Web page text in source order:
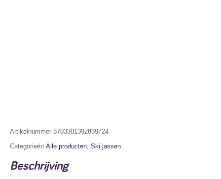
Artikelnummer 8703301392839724
Categorieën Alle producten, Ski jassen
Beschrijving